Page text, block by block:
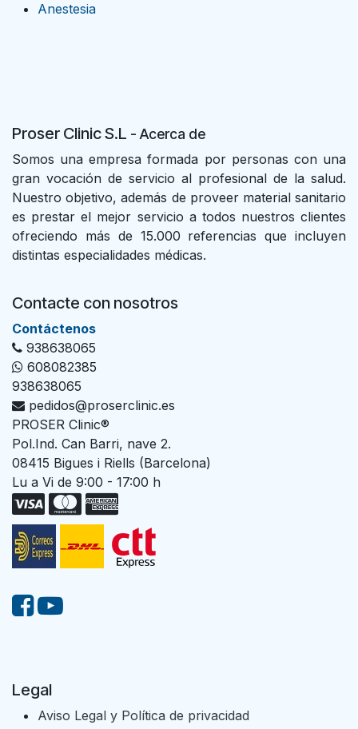
Anestesia
Proser Clinic S.L - Acerca de
Somos una empresa formada por personas con una
gran vocación de servicio al profesional de la salud.
Nuestro objetivo, además de proveer material sanitario
es prestar el mejor servicio a todos nuestros clientes
ofreciendo más de 15.000 referencias que incluyen
distintas especialidades médicas.
Contacte con nosotros
Con​tác​tenos
938638065
608082385
938638065
pedidos@proserclinic.es
PROSER Clinic®
Pol.Ind. Can Barri, nave 2.
08415 Bigues i Riells (Barcelona)
Lu a Vi de 9:00 - 17:00 h
Legal
Aviso Legal y Política de privacidad